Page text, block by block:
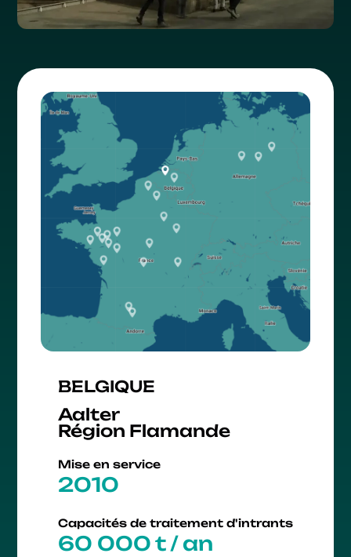
BELGIQUE
Aalter
Région Flamande
Mise en service
2010
Capacités de traitement d'intrants
60 000 t / an